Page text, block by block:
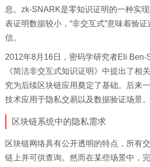
息。zk-SNARK是零知识证明的一种实现
表证明数据较小，“非交互式”意味着验
信。
2012年8月16日，密码学研究者Eli Ben-
《简洁非交互式知识证明》中提出了相
究为后续区块链应用奠定了基础。后来
技术应用于隐私交易以及数据验证场景。
区块链系统中的隐私需求
区块链网络具有公开透明的特点，所有
链上并可供查询。然而在某些场景中，